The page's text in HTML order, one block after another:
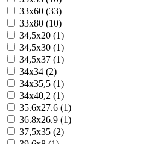
33x60 (33)
33x80 (10)
34,5x20 (1)
34,5x30 (1)
34,5x37 (1)
34x34 (2)
34x35,5 (1)
34x40,2 (1)
35.6x27.6 (1)
36.8x26.9 (1)
37,5x35 (2)